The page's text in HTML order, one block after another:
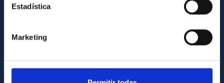
Estadística
Marketing
Legislation
Gender equality and diversity
Environment and Sustainability